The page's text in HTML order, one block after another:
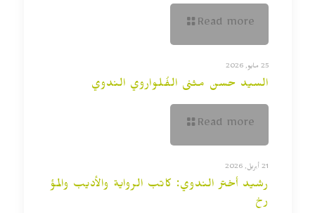
Read more
25 مايو, 2026
السيد حسن مثنى الفُلواروي الندوي
Read more
21 أبريل, 2026
رشيد أختر الندوي: كاتب الرواية والأديب والمؤ
رخ